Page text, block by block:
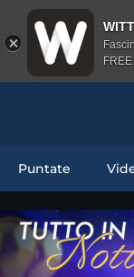
Puntate
FREE